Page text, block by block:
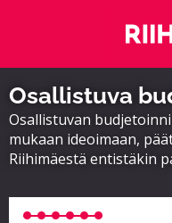
Osallistuva
Osallistuvan
mukaan ideoimaan,
Riihimäestä entistäkin